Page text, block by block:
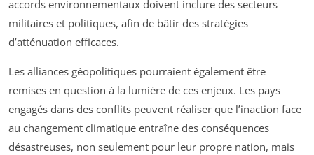
accords environnementaux doivent inclure des secteurs
militaires et politiques, afin de bâtir des stratégies
d’atténuation efficaces.
Les alliances géopolitiques pourraient également être
remises en question à la lumière de ces enjeux. Les pays
engagés dans des conflits peuvent réaliser que l’inaction face
au changement climatique entraîne des conséquences
désastreuses, non seulement pour leur propre nation, mais